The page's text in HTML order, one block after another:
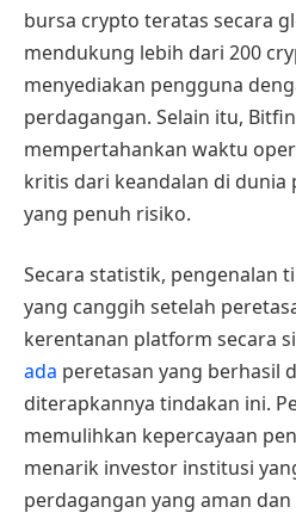
bursa crypto teratas secara
mendukung lebih dari 200
menyediakan pengguna
perdagangan. Selain itu,
mempertahankan waktu
kritis dari keandalan di dunia
yang penuh risiko.
Secara statistik, pengenalan
yang canggih setelah
kerentanan platform secara
ada peretasan yang berhasil
diterapkannya tindakan ini.
memulihkan kepercayaan
menarik investor institusi
perdagangan yang aman dan